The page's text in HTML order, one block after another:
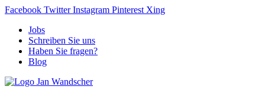
Facebook Twitter Instagram Pinterest Xing
Jobs
Schreiben Sie uns
Haben Sie fragen?
Blog